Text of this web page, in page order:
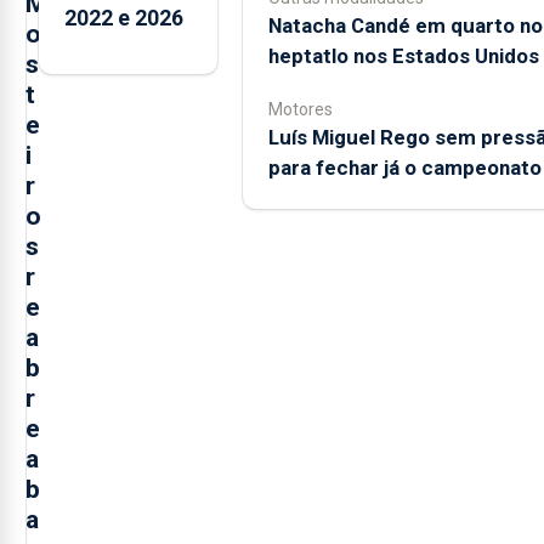
o
s
t
e
i
r
o
s
r
e
a
b
r
e
a
b
a
2022 e 2026
Natacha Candé em quarto no
heptatlo nos Estados Unidos
Motores
Luís Miguel Rego sem
para fechar já o campeonato